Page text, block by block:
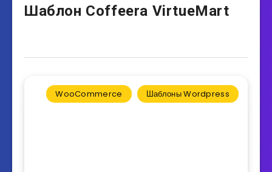
Шаблон Coffeera VirtueMart
WooCommerce Шаблоны Wordpress